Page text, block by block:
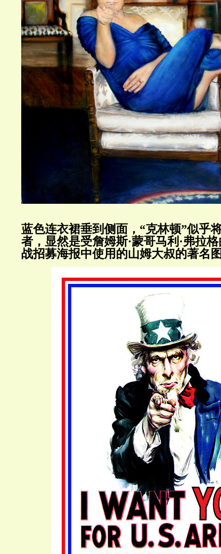
蓝色连衣裙垂到侧面，“克林顿”似乎
者，显然是受詹姆斯·蒙哥马利·弗拉
战招募海报中使用的山姆大叔的著名